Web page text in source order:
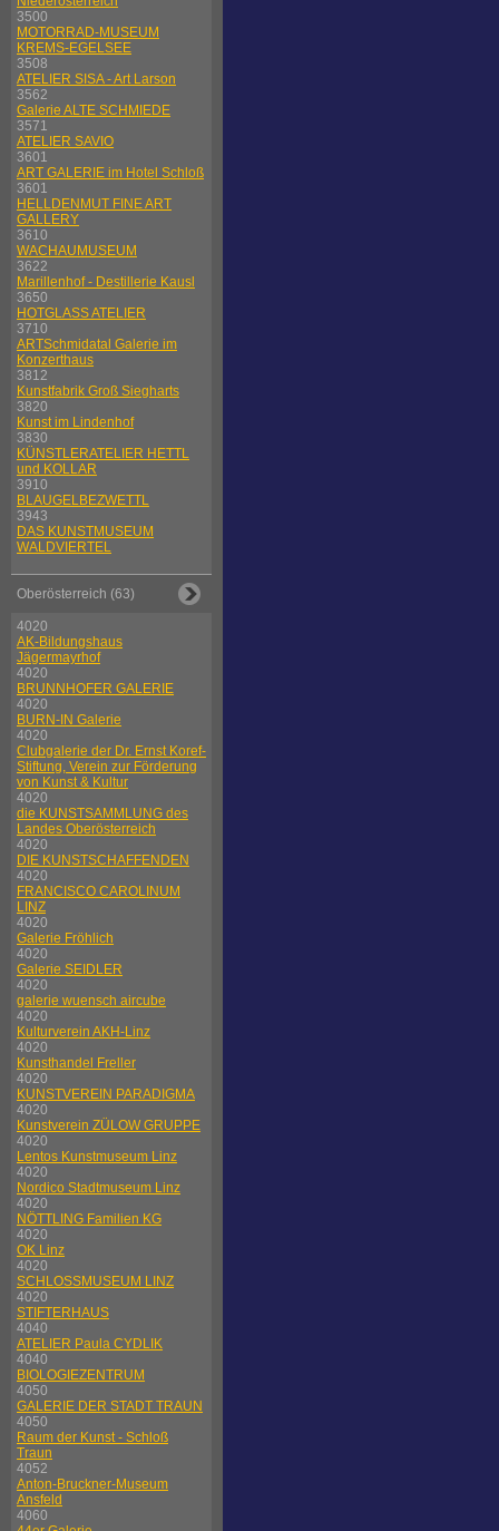
3500
MOTORRAD-MUSEUM
KREMS-EGELSEE
3508
ATELIER SISA - Art Larson
3562
Galerie ALTE SCHMIEDE
3571
ATELIER SAVIO
3601
ART GALERIE im Hotel Schloß
3601
HELLDENMUT FINE ART
GALLERY
3610
WACHAUMUSEUM
3622
Marillenhof - Destillerie Kausl
3650
HOTGLASS ATELIER
3710
ARTSchmidatal Galerie im
Konzerthaus
3812
Kunstfabrik Groß Siegharts
3820
Kunst im Lindenhof
3830
KÜNSTLERATELIER HETTL
und KOLLAR
3910
BLAUGELBEZWETTL
3943
DAS KUNSTMUSEUM
WALDVIERTEL
Oberösterreich (63)
4020
AK-Bildungshaus
Jägermayrhof
4020
BRUNNHOFER GALERIE
4020
BURN-IN Galerie
4020
Clubgalerie der Dr. Ernst Koref-
Stiftung, Verein zur Förderung
von Kunst & Kultur
4020
die KUNSTSAMMLUNG des
Landes Oberösterreich
4020
DIE KUNSTSCHAFFENDEN
4020
FRANCISCO CAROLINUM
LINZ
4020
Galerie Fröhlich
4020
Galerie SEIDLER
4020
galerie wuensch aircube
4020
Kulturverein AKH-Linz
4020
Kunsthandel Freller
4020
KUNSTVEREIN PARADIGMA
4020
Kunstverein ZÜLOW GRUPPE
4020
Lentos Kunstmuseum Linz
4020
Nordico Stadtmuseum Linz
4020
NÖTTLING Familien KG
4020
OK Linz
4020
SCHLOSSMUSEUM LINZ
4020
STIFTERHAUS
4040
ATELIER Paula CYDLIK
4040
BIOLOGIEZENTRUM
4050
GALERIE DER STADT TRAUN
4050
Raum der Kunst - Schloß
Traun
4052
Anton-Bruckner-Museum
Ansfeld
4060